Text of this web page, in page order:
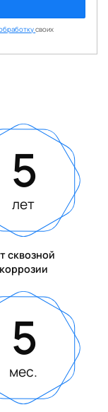
своих
5
лет
сквозной
коррозии
5
мес.